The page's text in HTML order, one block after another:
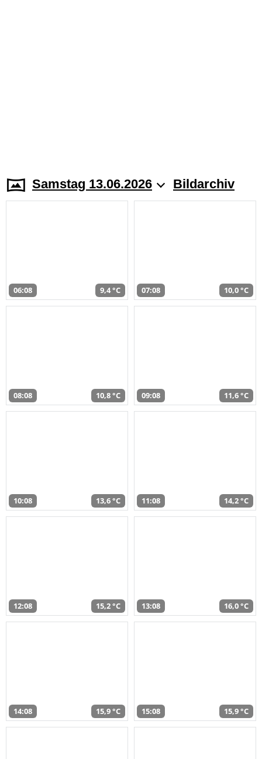
Samstag 13.06.2026 Bildarchiv
06:08 9,4 °C 07:08 10,0 °C
08:08 10,8 °C 09:08 11,6 °C
10:08 13,6 °C 11:08 14,2 °C
12:08 15,2 °C 13:08 16,0 °C
14:08 15,9 °C 15:08 15,9 °C